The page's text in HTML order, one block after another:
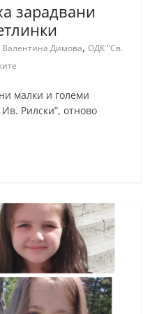
зарадвани
Валентина Димова,ОДК "Св.
малки и големи
Рилски”, отново